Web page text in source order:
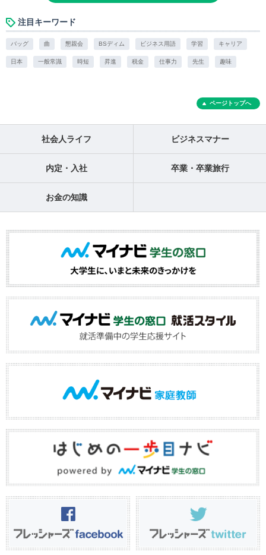
注目キーワード
バッグ 曲 懇親会 BSディム ビジネス用語 学習 キャリア
日本 一般常識 時短 昇進 税金 仕事力 先生 趣味
ページトップへ
社会人ライフ ビジネスマナー
内定・入社 卒業・卒業旅行
お金の知識